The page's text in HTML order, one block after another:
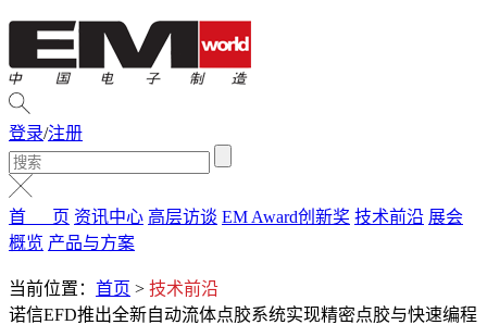
登录/注册
首 页 资讯中心 高层访谈 EM Award创新奖 技术前沿 展会
概览 产品与方案
当前位置： 首页 > 技术前沿
诺信EFD推出全新自动流体点胶系统实现精密点胶与快速编程